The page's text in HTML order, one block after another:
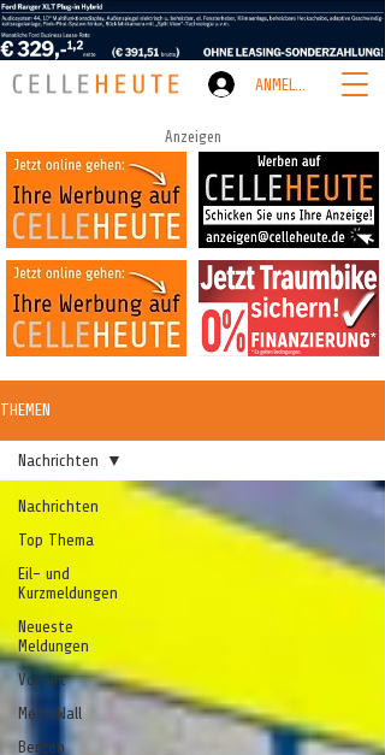
ANMELDEN
Anzeigen
THEMEN
Nachrichten
Top Thema
Eil- und
Kurzmeldungen
Neueste
Meldungen
Vor Ort
MediaWall
Bergen
Nachrichten